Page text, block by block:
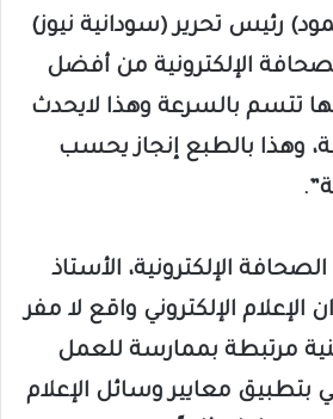
رئيس تحرير (سودانية نيوز)
الإلكترونية من أفضل
تتسم بالسرعة وهذا لايحدث
وهذا بالطبع إنجاز يحسب
الإلكترونية، الأستاذ
الإعلام الإلكتروني واقع لا مفر
مرتبطة بممارسة للعمل
بتطبيق معايير وسائل الإعلام